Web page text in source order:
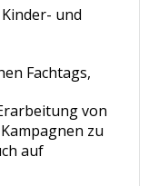
und
Fachtags,
von
zu
auf